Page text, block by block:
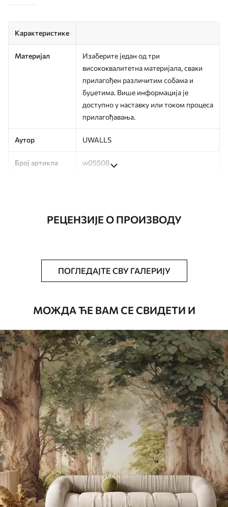
Карактеристике
Материјал
Изаберите један од три
висококвалитетна материјала, сваки
прилагођен различитим собама и
буџетима. Више информација је
доступно у наставку или током процеса
прилагођавања.
Аутор UWALLS
Број артикла w05508
Тапета се може нежно очистити меким
сунђером. Позадине са завршном
водом.
Доступни материјали
Standard
45 .0027.00€/m²
Premium
56 .6734.00€/m²
Premium Vinil
65.00 39.00 € /m²
РЕЦЕНЗИЈЕ О ПРОИЗВОДУ
ПОГЛЕДАЈТЕ СВУ ГАЛЕРИЈУ
МОЖДА ЋЕ ВАМ СЕ СВИДЕТИ И